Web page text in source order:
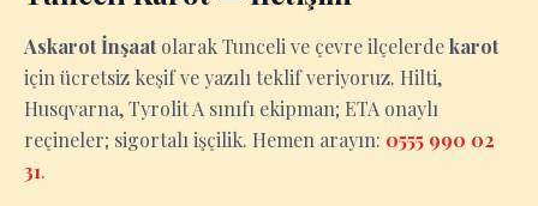
Askarot İnşaatolarak Tunceli ve çevre ilçelerdekarot
için ücretsiz keşif ve yazılı teklif veriyoruz. Hilti,
Husqvarna, Tyrolit A sınıfı ekipman; ETA onaylı
reçineler; sigortalı işçilik. Hemen arayın: 0555 990 02
31.